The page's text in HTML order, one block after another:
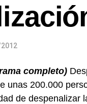
completo)
unas 200.000
de despenalizar